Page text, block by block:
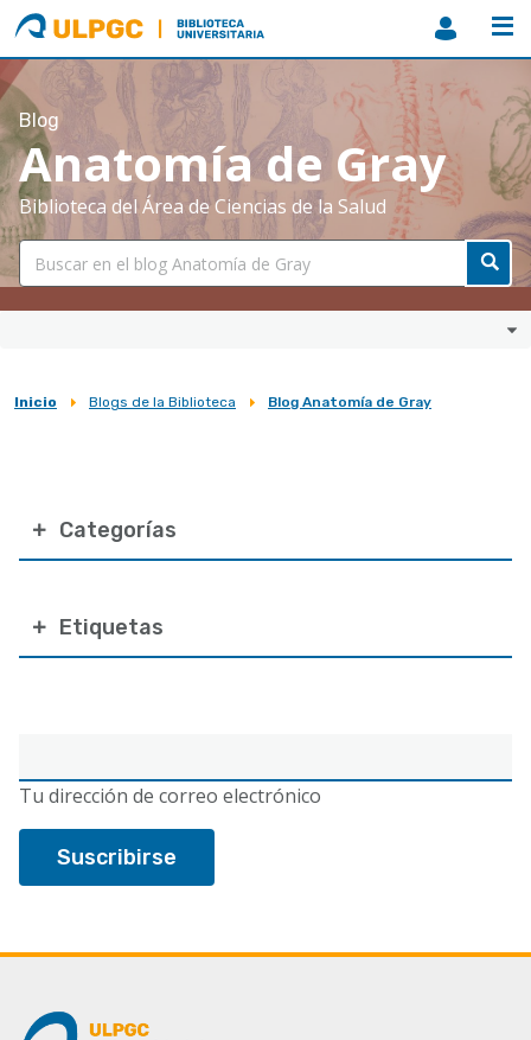
ULPGC
Biblioteca
ULPGC
Blog
Anatomía de Gray
Biblioteca del Área de Ciencias de la Salud
Sobrescribir
ayuda
a
navegación
Inicio Blogs de la Biblioteca Blog Anatomía de Gray
electrónico
Tu dirección de correo electrónico
Categorías
Etiquetas